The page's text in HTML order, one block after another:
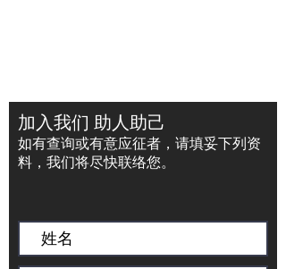
加入我们 助人助己
如有查询或有意应征者，请填妥下列资
料，我们将尽快联络您。